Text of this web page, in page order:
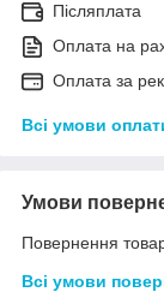
Післяплата
Оплата на
Оплата за
Всі умови
Умови
Повернення
Всі умови